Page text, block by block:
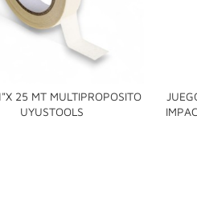
25 MT MULTIPROPOSITO
UYUSTOOLS
